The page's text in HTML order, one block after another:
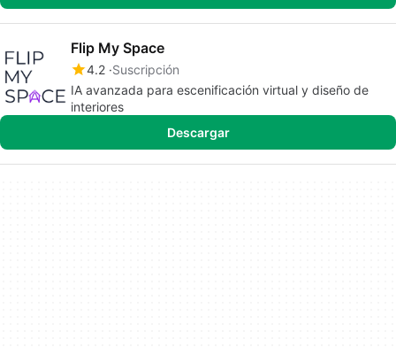
Flip My Space
4.2 Suscripción
IA avanzada para escenificación virtual y diseño de
interiores
Descargar